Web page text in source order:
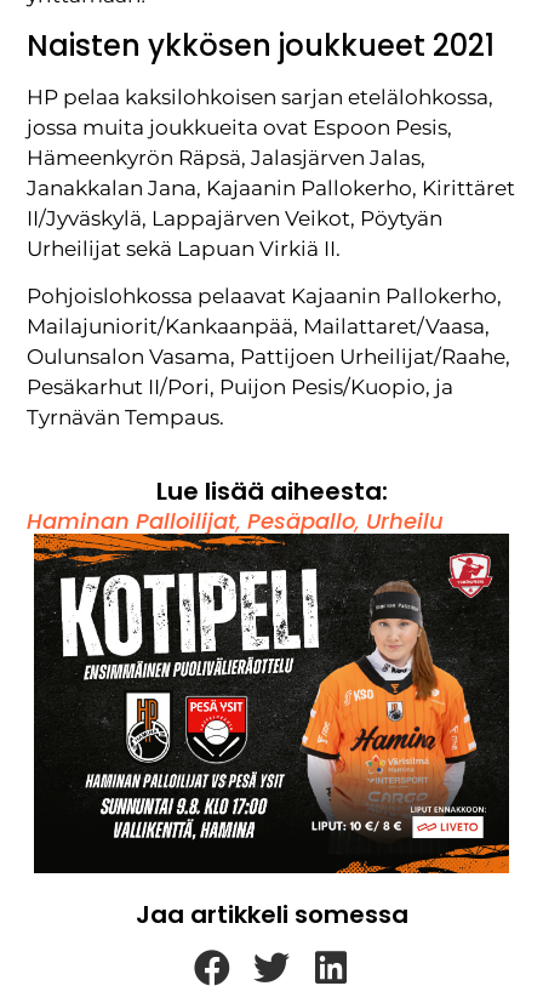
Naisten ykkösen joukkueet 2021
HP pelaa kaksilohkoisen sarjan etelälohkossa,
jossa muita joukkueita ovat Espoon Pesis,
Hämeenkyrön Räpsä, Jalasjärven Jalas,
Janakkalan Jana, Kajaanin Pallokerho, Kirittäret
II/Jyväskylä, Lappajärven Veikot, Pöytyän
Urheilijat sekä Lapuan Virkiä II.
Pohjoislohkossa pelaavat Kajaanin Pallokerho,
Mailajuniorit/Kankaanpää, Mailattaret/Vaasa,
Oulunsalon Vasama, Pattijoen Urheilijat/Raahe,
Pesäkarhut II/Pori, Puijon Pesis/Kuopio, ja
Tyrnävän Tempaus.
Lue lisää aiheesta:
Haminan Palloilijat,Pesäpallo, Urheilu
Jaa artikkeli somessa